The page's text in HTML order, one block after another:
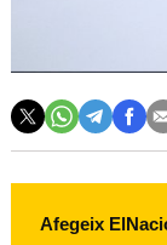
Afegeix